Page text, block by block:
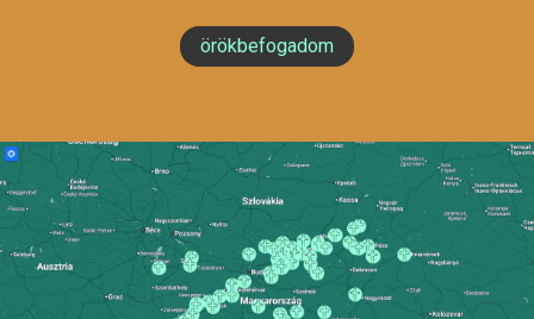
örökbefogadom